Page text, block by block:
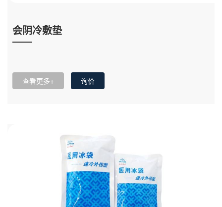
会阴冷敷垫
查看更多+ 询价